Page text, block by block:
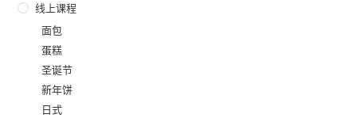
线上课程
面包
蛋糕
圣诞节
新年饼
日式